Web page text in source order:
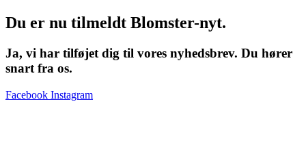
Du er nu tilmeldt Blomster-nyt.
Ja, vi har tilføjet dig til vores nyhedsbrev. Du hører
snart fra os.
Facebook Instagram